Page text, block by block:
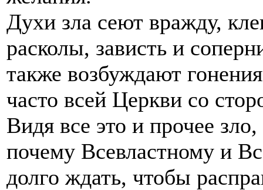
Духи зла сеют вражду,
расколы, зависть и
также возбуждают
часто всей Церкви со
Видя все это и прочее
почему Всевластному и
долго ждать, чтобы